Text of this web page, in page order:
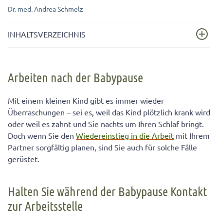
Dr. med. Andrea Schmelz
INHALTSVERZEICHNIS
Halten Sie während der Babypause Kontakt zur
Das A und O: zuverlässige Kinderbetreuung während
der Arbeit
Wichtig für die Arbeit nach der Babypause
Survival-Tipps für Mütter die nach der Babypause
wieder zur Arbeit gehen
Arbeiten nach der Babypause
Mit einem kleinen Kind gibt es immer wieder
Überraschungen – sei es, weil das Kind plötzlich krank wird
oder weil es zahnt und Sie nachts um Ihren Schlaf bringt.
Doch wenn Sie den Wiedereinstieg in die Arbeit mit Ihrem
Partner sorgfältig planen, sind Sie auch für solche Fälle
gerüstet.
Halten Sie während der Babypause Kontakt
zur Arbeitsstelle